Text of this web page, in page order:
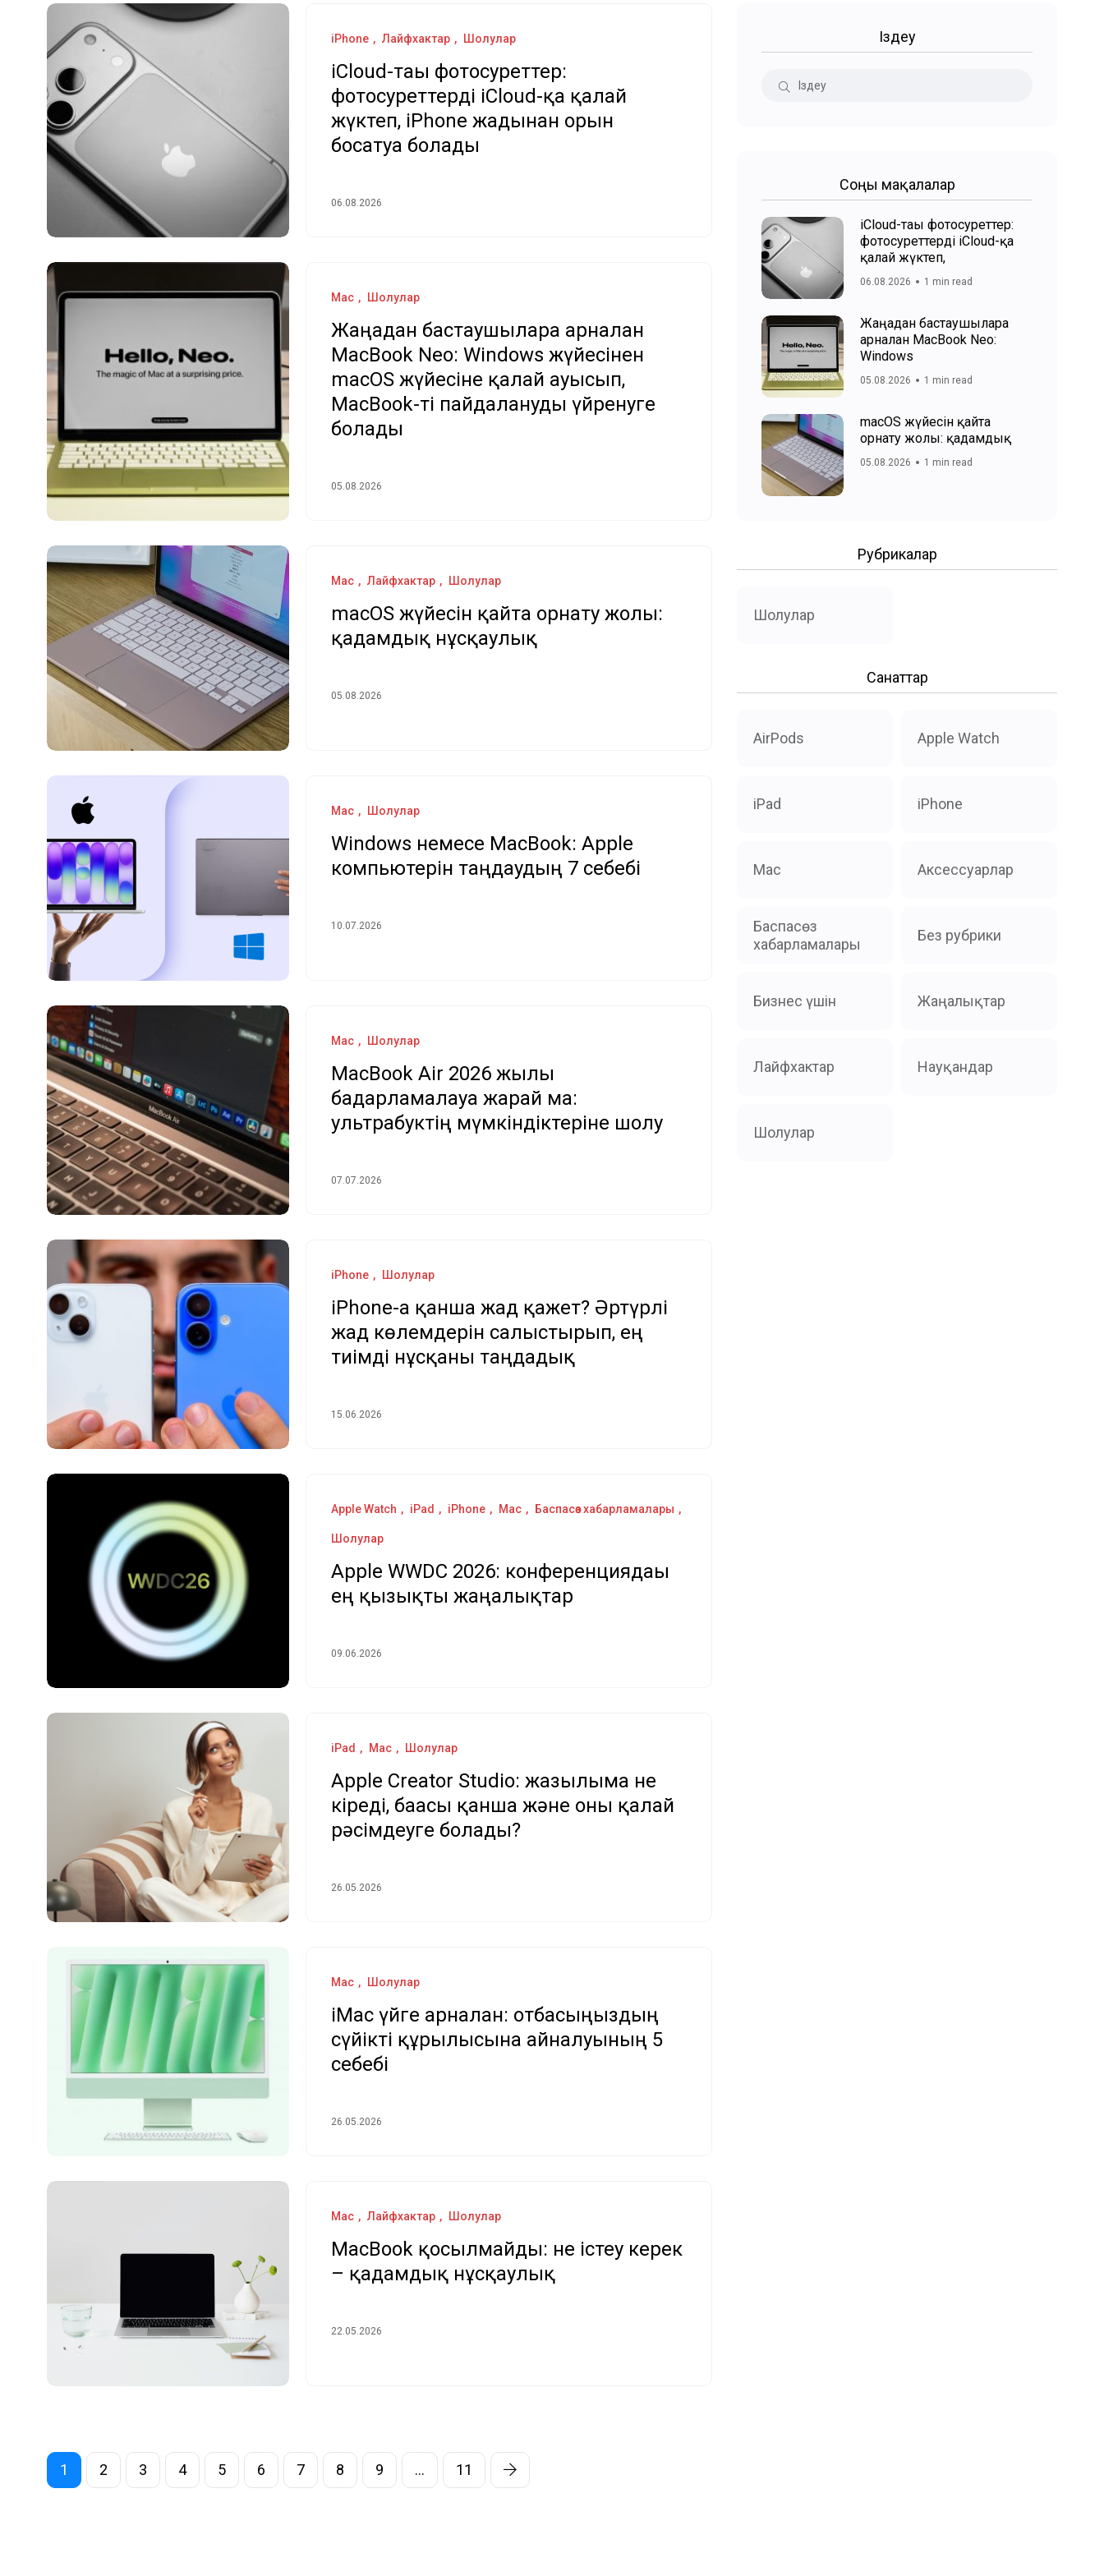
iPhone Лайфхактар Шолулар
iCloud-тағы фотосуреттер:
фотосуреттерді iCloud-қа қалай
жүктеп, iPhone жадынан орын
босатуға болады
06.08.2026
Mac Шолулар
Жаңадан бастаушыларға арналған
MacBook Neo: Windows жүйесінен
macOS жүйесіне қалай ауысып,
MacBook-ті пайдалануды үйренуге
болады
05.08.2026
Mac Лайфхактар Шолулар
macOS жүйесін қайта орнату жолы:
қадамдық нұсқаулық
05.08.2026
Mac Шолулар
Windows немесе MacBook: Apple
компьютерін таңдаудың 7 себебі
10.07.2026
Mac Шолулар
MacBook Air 2026 жылы
бағдарламалауға жарай ма:
ультрабуктің мүмкіндіктеріне шолу
07.07.2026
iPhone Шолулар
iPhone-ға қанша жад қажет? Әртүрлі
жад көлемдерін салыстырып, ең
тиімді нұсқаны таңдадық
15.06.2026
Apple Watch iPad iPhone Mac Баспасөз хабарламалары
Шолулар
Apple WWDC 2026: конференциядағы
ең қызықты жаңалықтар
09.06.2026
iPad Mac Шолулар
Apple Creator Studio: жазылымға не
кіреді, бағасы қанша және оны қалай
рәсімдеуге болады?
26.05.2026
Mac Шолулар
iMac үйге арналған: отбасыңыздың
сүйікті құрылғысына айналуының 5
себебі
26.05.2026
Mac Лайфхактар Шолулар
MacBook қосылмайды: не істеу керек
– қадамдық нұсқаулық
22.05.2026
1 2 3 4 5 6 7 8 9 … 11
Іздеу
Соңғы мақалалар
iCloud-тағы фотосуреттер:
фотосуреттерді iCloud-қа
қалай жүктеп,
06.08.2026 1 min read
Жаңадан бастаушыларға
арналған MacBook Neo:
Windows
05.08.2026 1 min read
macOS жүйесін қайта
орнату жолы: қадамдық
05.08.2026 1 min read
Рубрикалар
Шолулар
Санаттар
AirPods Apple Watch
iPad iPhone
Mac Аксессуарлар
Баспасөз
хабарламалары
Без рубрики
Бизнес үшін Жаңалықтар
Лайфхактар Науқандар
Шолулар